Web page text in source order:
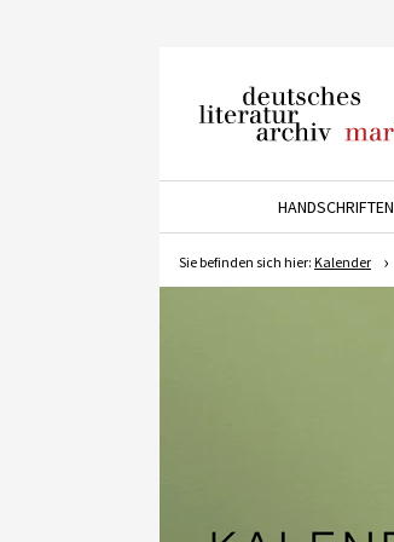
Marbach
HANDSCHRIFTEN
Sie befinden sich hier: Kalender